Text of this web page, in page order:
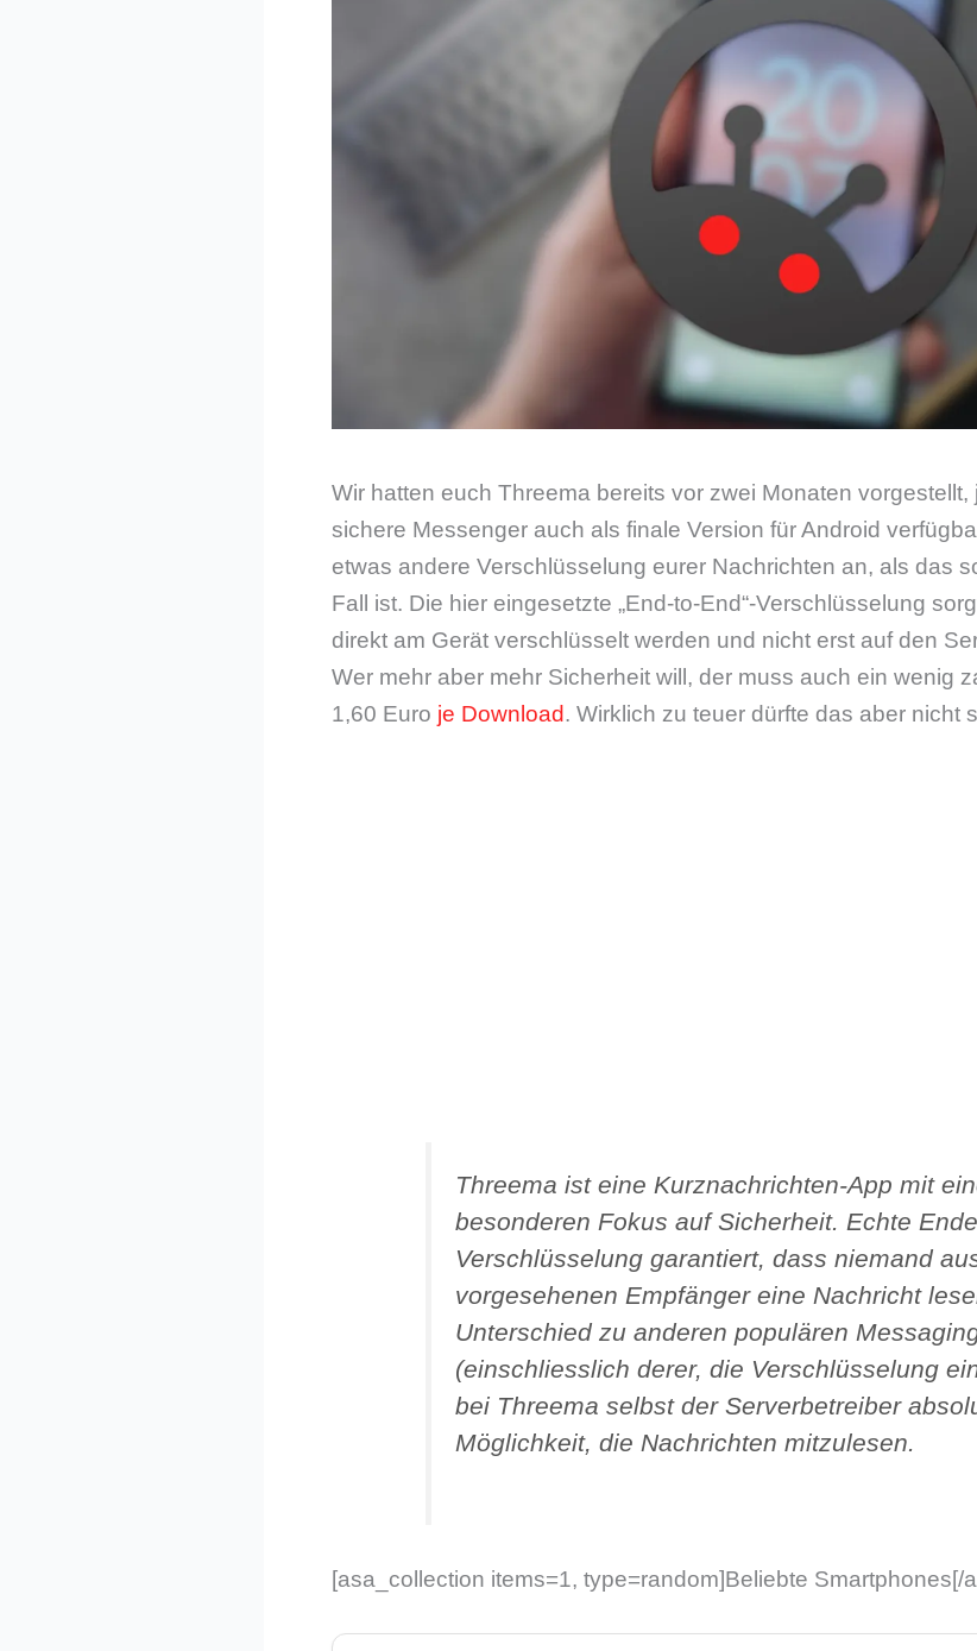
Wir hatten euch Threema bereits vor zwei Monaten
sichere Messenger auch als finale Version für Android
etwas andere Verschlüsselung eurer Nachrichten an, als das
Fall ist. Die hier eingesetzte „End-to-End“-Verschlüsselung
direkt am Gerät verschlüsselt werden und nicht erst auf den
Wer mehr aber mehr Sicherheit will, der muss auch ein wenig
1,60 Euro je Download. Wirklich zu teuer dürfte das aber nicht
Threema ist eine Kurznachrichten-App mit
besonderen Fokus auf Sicherheit. Echte
Verschlüsselung garantiert, dass niemand
vorgesehenen Empfänger eine Nachricht
Unterschied zu anderen populären
(einschliesslich derer, die Verschlüsselung
bei Threema selbst der Serverbetreiber
Möglichkeit, die Nachrichten mitzulesen.
[asa_collection items=1, type=random]Beliebte Smartphones[/